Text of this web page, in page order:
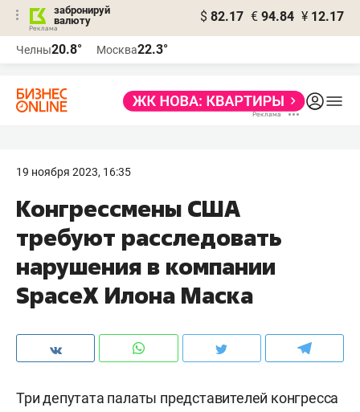
забронируй
валюту
$ 82.17 € 94.84 ¥ 12.17
Челны20.8° Москва22.3°
19 ноября 2023, 16:35
Конгрессмены США
требуют расследовать
нарушения в компании
SpaceX Илона Маска
Три депутата палаты представителей конгресса